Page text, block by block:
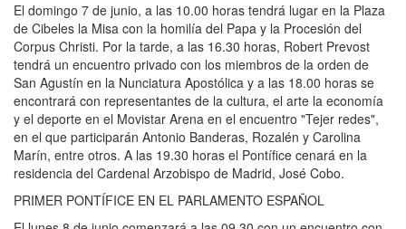
El domingo 7 de junio, a las 10.00 horas tendrá lugar en la Plaza
de Cibeles la Misa con la homilía del Papa y la Procesión del
Corpus Christi. Por la tarde, a las 16.30 horas, Robert Prevost
tendrá un encuentro privado con los miembros de la orden de
San Agustín en la Nunciatura Apostólica y a las 18.00 horas se
encontrará con representantes de la cultura, el arte la economía
y el deporte en el Movistar Arena en el encuentro "Tejer redes",
en el que participarán Antonio Banderas, Rozalén y Carolina
Marín, entre otros. A las 19.30 horas el Pontífice cenará en la
residencia del Cardenal Arzobispo de Madrid, José Cobo.
PRIMER PONTÍFICE EN EL PARLAMENTO ESPAÑOL